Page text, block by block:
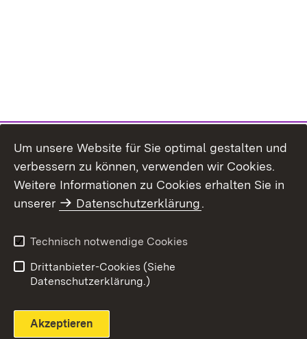
Themenübersicht
Um unsere Website für Sie optimal gestalten und
verbessern zu können, verwenden wir Cookies.
Weitere Informationen zu Cookies erhalten Sie in
unserer
Datenschutzerklärung.
Technisch notwendige Cookies
Drittanbieter-Cookies (Siehe
Datenschutzerklärung.)
Akzeptieren